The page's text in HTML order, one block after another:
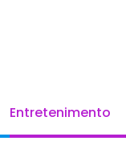
Entretenimento